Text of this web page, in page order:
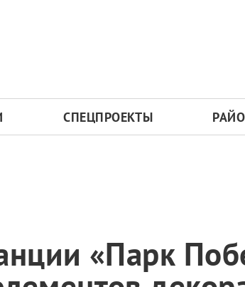
СПЕЦПРОЕКТЫ
«Парк